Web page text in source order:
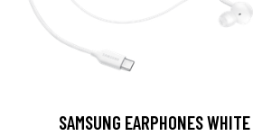
SAMSUNG EARPHONES